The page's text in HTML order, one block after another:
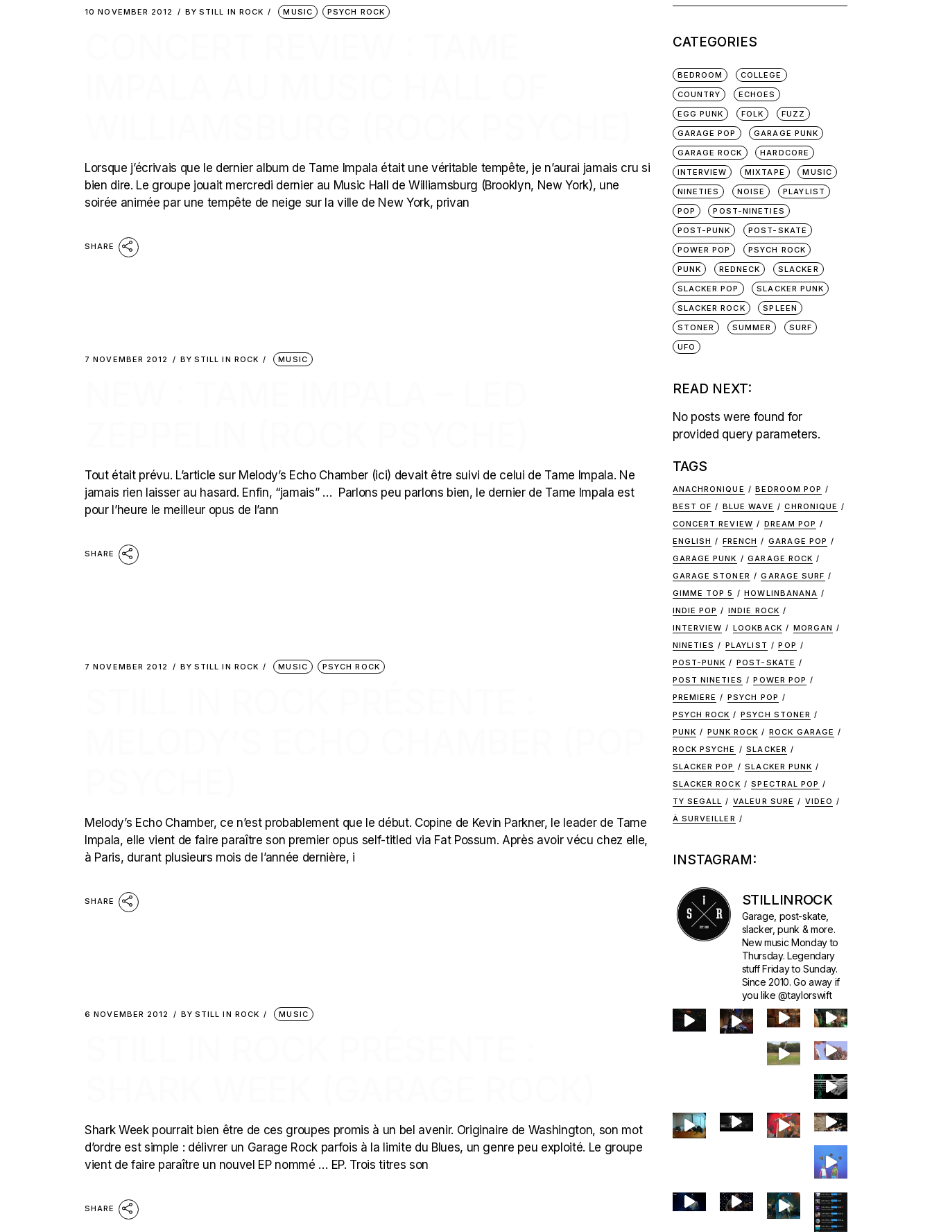
10 NOVEMBER 2012 BY STILL IN ROCK MUSIC PSYCH ROCK
Lorsque j’écrivais que le dernier album de Tame Impala était une véritable tempête, je n’aurai jamais cru si
bien dire. Le groupe jouait mercredi dernier au Music Hall de Williamsburg (Brooklyn, New York), une
soirée animée par une tempête de neige sur la ville de New York, privan
SHARE
7 NOVEMBER 2012 BY STILL IN ROCK MUSIC
Tout était prévu. L’article sur Melody’s Echo Chamber (ici) devait être suivi de celui de Tame Impala. Ne
jamais rien laisser au hasard. Enfin, “jamais” … Parlons peu parlons bien, le dernier de Tame Impala est
pour l’heure le meilleur opus de l’ann
SHARE
7 NOVEMBER 2012 BY STILL IN ROCK MUSIC PSYCH ROCK
Melody’s Echo Chamber, ce n’est probablement que le début. Copine de Kevin Parkner, le leader de Tame
Impala, elle vient de faire paraître son premier opus self-titled via Fat Possum. Après avoir vécu chez elle,
à Paris, durant plusieurs mois de l’année dernière, i
SHARE
6 NOVEMBER 2012 BY STILL IN ROCK MUSIC
Shark Week pourrait bien être de ces groupes promis à un bel avenir. Originaire de Washington, son mot
d’ordre est simple : délivrer un Garage Rock parfois à la limite du Blues, un genre peu exploité. Le groupe
vient de faire paraître un nouvel EP nommé … EP. Trois titres son
SHARE
CATEGORIES
BEDROOM
COLLEGE
COUNTRY
ECHOES
EGG PUNK
FOLK
FUZZ
GARAGE POP
GARAGE PUNK
GARAGE ROCK
HARDCORE
INTERVIEW
MIXTAPE
MUSIC
NINETIES
NOISE
PLAYLIST
POP
POST-NINETIES
POST-PUNK
POST-SKATE
POWER POP
PSYCH ROCK
PUNK
REDNECK
SLACKER
SLACKER POP
SLACKER PUNK
SLACKER ROCK
SPLEEN
STONER
SUMMER
SURF
UFO
READ NEXT:
No posts were found for
provided query parameters.
TAGS
ANACHRONIQUE
BEDROOM POP
BEST OF
BLUE WAVE
CHRONIQUE
CONCERT REVIEW
DREAM POP
ENGLISH
FRENCH
GARAGE POP
GARAGE PUNK
GARAGE ROCK
GARAGE STONER
GARAGE SURF
GIMME TOP 5
HOWLINBANANA
INDIE POP
INDIE ROCK
INTERVIEW
LOOKBACK
MORGAN
NINETIES
PLAYLIST
POP
POST-PUNK
POST-SKATE
POST NINETIES
POWER POP
PREMIERE
PSYCH POP
PSYCH ROCK
PSYCH STONER
PUNK
PUNK ROCK
ROCK GARAGE
ROCK PSYCHE
SLACKER
SLACKER POP
SLACKER PUNK
SLACKER ROCK
SPECTRAL POP
TY SEGALL
VALEUR SURE
VIDEO
À SURVEILLER
INSTAGRAM:
STILLINROCK
Garage, post-skate,
slacker, punk & more.
New music Monday to
Thursday. Legendary
stuff Friday to Sunday.
Since 2010. Go away if
you like @taylorswift